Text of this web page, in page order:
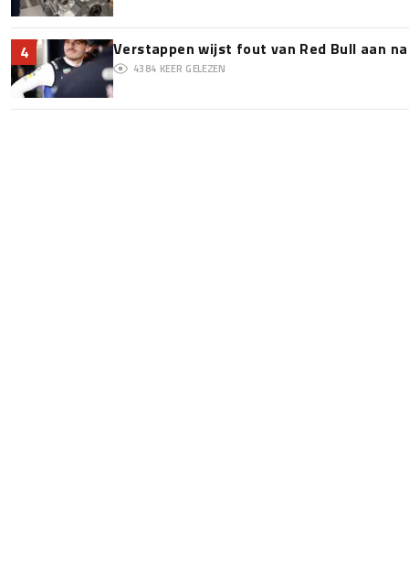
4 Verstappen wijst fout van Red Bull aan
4384 KEER GELEZEN